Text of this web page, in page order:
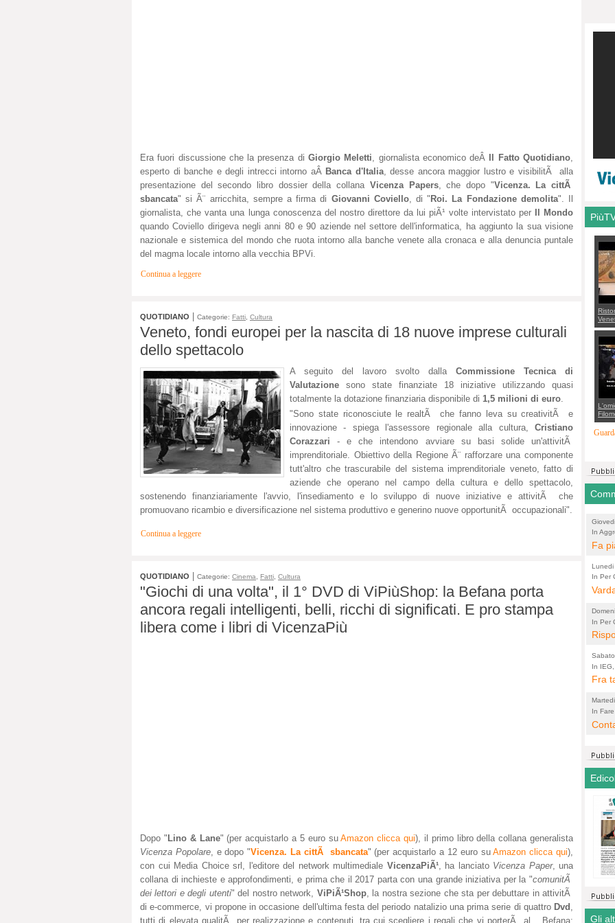
Era fuori discussione che la presenza di Giorgio Meletti, giornalista economico deÂ Il Fatto Quotidiano,
esperto di banche e degli intrecci intorno aÂ Banca d'Italia, desse ancora maggior lustro e visibilitÃ alla
presentazione del secondo libro dossier della collana Vicenza Papers, che dopo "Vicenza. La cittÃ
sbancata" si Ã¨ arricchita, sempre a firma di Giovanni Coviello, di " Roi. La Fondazione demolita". Il
giornalista, che vanta una lunga conoscenza del nostro direttore da lui piÃ¹ volte intervistato per
Il Mondo
quando Coviello dirigeva negli anni 80 e 90 aziende nel settore dell'informatica, ha aggiunto la sua visione
nazionale e sistemica del mondo che ruota intorno alla banche venete alla cronaca e alla denuncia puntale
del magma locale intorno alla vecchia BPVi.
Continua a leggere
QUOTIDIANO Categorie: Fatti, Cultura
Veneto, fondi europei per la nascita di 18 nuove imprese culturali
dello spettacolo
A seguito del lavoro svolto dalla Commissione Tecnica di
Valutazione sono state finanziate 18 iniziative utilizzando quasi
totalmente la dotazione finanziaria disponibile di 1,5 milioni di euro.
"Sono state riconosciute le realtÃ che fanno leva su creativitÃ e
innovazione - spiega l'assessore regionale alla cultura,
Cristiano
Corazzari - e che intendono avviare su basi solide un'attivitÃ
imprenditoriale. Obiettivo della Regione Ã¨ rafforzare una componente
tutt'altro che trascurabile del sistema imprenditoriale veneto, fatto di
aziende che operano nel campo della cultura e dello spettacolo,
sostenendo finanziariamente l'avvio, l'insediamento e lo sviluppo di nuove iniziative e attivitÃ che
promuovano ricambio e diversificazione nel sistema produttivo e generino nuove opportunitÃ occupazionali".
Continua a leggere
QUOTIDIANO Categorie: Cinema Fatti Cultura
"Giochi di una volta", il 1° DVD di ViPiùShop: la Befana porta
ancora regali intelligenti, belli, ricchi di significati. E pro stampa
libera come i libri di VicenzaPiù
Dopo " Lino & Lane" (per acquistarlo a 5 euro suAmazon clicca qui), il primo libro della collana generalista
Vicenza Popolare, e dopo "Vicenza. La cittÃ sbancata" (per acquistarlo a 12 euro suAmazon clicca qui),
con cui Media Choice srl, l'editore del network multimediale VicenzaPiÃ¹, ha lanciato Vicenza Paper, una
collana di inchieste e approfondimenti, e prima che il 2017 parta con una grande iniziativa per la "comunitÃ
dei lettori e degli utenti" del nostro network, ViPiÃ¹Shop, la nostra sezione che sta per debuttare in attivitÃ
di e-commerce, vi propone in occasione dell'ultima festa del periodo natalizio una prima serie di quattro Dvd ,
tutti di elevata qualitÃ per realizzazione e contenuti, tra cui scegliere i regali che vi porterÃ al... Befana:
con
In
Fa
non
Lunedi
In Per
ad
In Per
ad
ha
con
entri
In
Fra
In
Gli